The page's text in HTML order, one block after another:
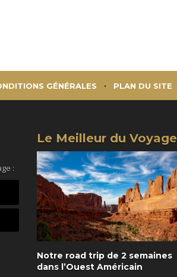
GÉNÉRALES PLAN DU SITE
:
Le Meilleur du Voyage
Notre road trip de 2 semaines
dans l’Ouest Américain